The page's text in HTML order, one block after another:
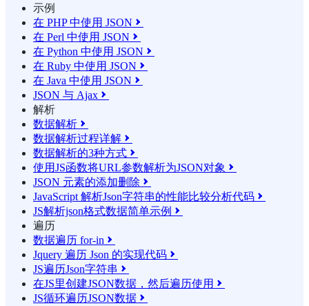
示例
在 PHP 中使用 JSON 
在 Perl 中使用 JSON 
在 Python 中使用 JSON 
在 Ruby 中使用 JSON 
在 Java 中使用 JSON 
JSON 与 Ajax 
解析
数据解析 
数据解析过程详解 
数据解析的3种方式 
使用JS函数将URL参数解析为JSON对象 
JSON 元素的添加删除 
JavaScript 解析Json字符串的性能比较分析代码 
JS解析json格式数据简单示例 
遍历
数据遍历 for-in 
Jquery 遍历 Json 的实现代码 
JS遍历Json字符串 
在JS里创建JSON数据，然后遍历使用 
JS循环遍历JSON数据 